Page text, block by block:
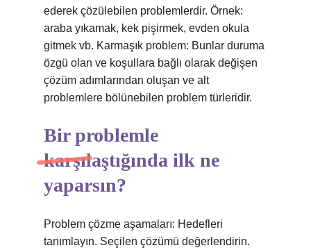
ederek çözülebilen problemlerdir. Örnek:
araba yıkamak, kek pişirmek, evden okula
gitmek vb. Karmaşık problem: Bunlar duruma
özgü olan ve koşullara bağlı olarak değişen
çözüm adımlarından oluşan ve alt
problemlere bölünebilen problem türleridir.
Bir problemle
karşılaştığında ilk ne
yaparsın?
Problem çözme aşamaları: Hedefleri
tanımlayın. Seçilen çözümü değerlendirin.